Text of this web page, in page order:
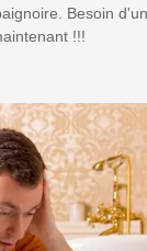
Besoin
!!!